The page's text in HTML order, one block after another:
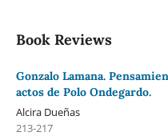
Book Reviews
Gonzalo Lamana.
actos de Polo Ondegardo.
Alcira Dueñas
213-217